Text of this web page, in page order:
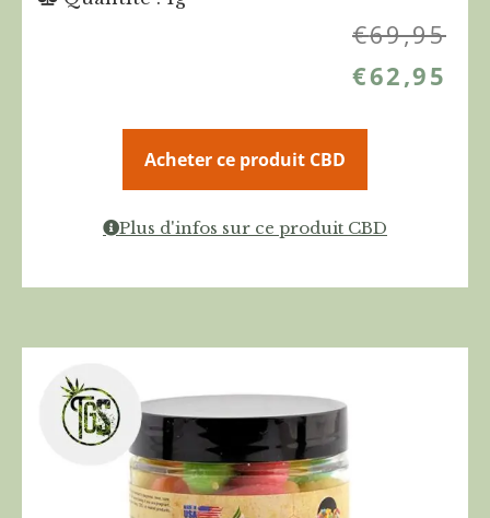
€69,95
€62,95
Acheter ce produit CBD
Plus d'infos sur ce produit CBD